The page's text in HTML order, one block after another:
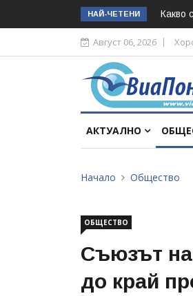
НАЙ-ЧЕТЕНИ Какво
Август 06, 2026
АКТУАЛНО
Начало Общество
ОБЩЕСТВО
Съюзът на
до край